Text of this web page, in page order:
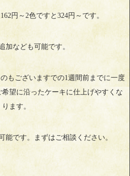
円～2色ですと324円～です。
加なども可能です。
もございますでの1週間前までに一度
望に沿ったケーキに仕上げやすくな
ります。
能です。まずはご相談ください。